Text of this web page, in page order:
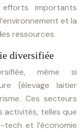
importants
et la
ressources.
diversifiée
même si
(élevage laitier
Ces secteurs
activités, telles que
tech et l’économie